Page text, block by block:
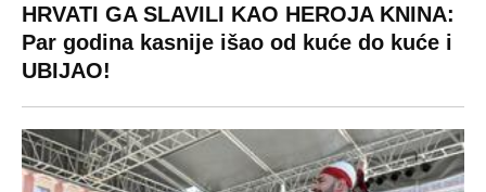
HRVATI GA SLAVILI KAO HEROJA KNINA:
Par godina kasnije išao od kuće do kuće i
UBIJAO!